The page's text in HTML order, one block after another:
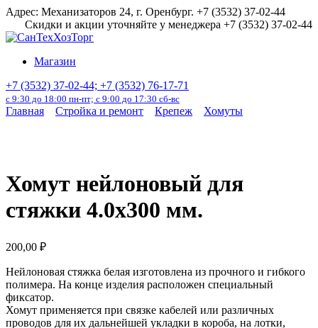
Перейти
содержанию
Адрес: Механизаторов 24, г. Оренбург. +7 (3532) 37-02-44
Скидки и акции уточняйте у менеджера +7 (3532) 37-02-44
Магазин
+7 (3532) 37-02-44; +7 (3532) 76-17-71
с 9:30 до 18:00 пн-пт; с 9:00 до 17:30 сб-вс
Главная Стройка и ремонт Крепеж Хомуты
Хомут нейлоновый для
стяжки 4.0х300 мм.
200,00 ₽
Нейлоновая стяжка белая изготовлена из прочного и гибкого
полимера. На конце изделия расположен специальный
фиксатор.
Хомут применяется при связке кабелей или различных
проводов для их дальнейшей укладки в короба, на лотки,